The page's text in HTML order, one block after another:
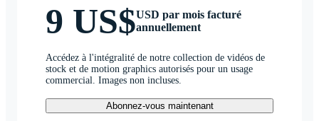
9 US$USD par mois facturé
annuellement
Accédez à l'intégralité de notre collection de vidéos de
stock et de motion graphics autorisés pour un usage
commercial. Images non incluses.
Abonnez-vous maintenant